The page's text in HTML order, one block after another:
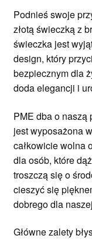
Podnieś swoje
złotą świeczką z
świeczka jest
design, który
bezpiecznym dla
doda elegancji i
PME dba o naszą
jest wyposażona
całkowicie wolna
dla osób, które
troszczą się o
cieszyć się
dobrego dla
Główne zalety